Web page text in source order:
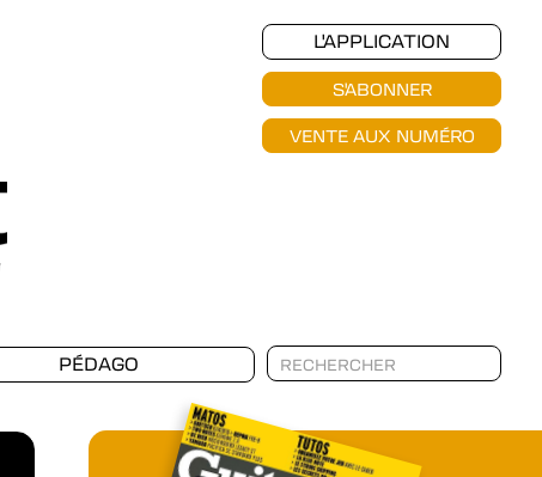
L'APPLICATION
S'ABONNER
VENTE AUX NUMÉRO
PÉDAGO